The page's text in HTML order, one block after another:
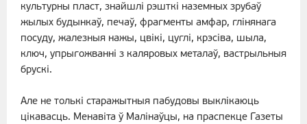
культурны пласт, знайшлі рэшткі наземных зрубаў
жылых будынкаў, печаў, фрагменты амфар, глінянага
посуду, жалезныя нажы, цвікі, цуглі, крэсіва, шыла,
ключ, упрыгожванні з каляровых металаў, вастрыльныя
брускі.
Але не толькі старажытныя пабудовы выклікаюць
цікавасць. Менавіта ў Малінаўцы, на праспекце Газеты